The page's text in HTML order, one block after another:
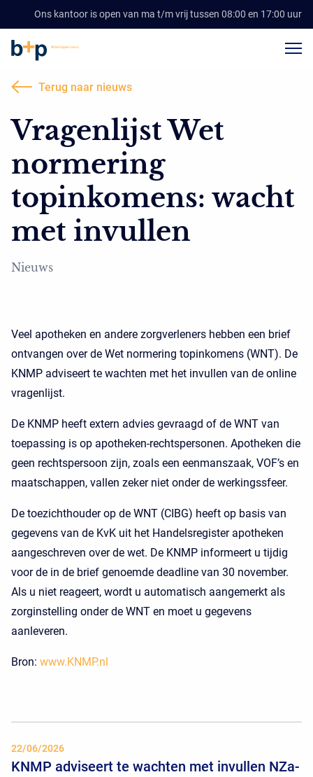
Ons kantoor is open van ma t/m vrij tussen 08:00 en 17:00 uur
Terug naar nieuws
Vragenlijst Wet
normering
topinkomens: wacht
met invullen
Nieuws
Veel apotheken en andere zorgverleners hebben een brief
ontvangen over de Wet normering topinkomens (WNT). De
KNMP adviseert te wachten met het invullen van de online
vragenlijst.
De KNMP heeft extern advies gevraagd of de WNT van
toepassing is op apotheken-rechtspersonen. Apotheken die
geen rechtspersoon zijn, zoals een eenmanszaak, VOF’s en
maatschappen, vallen zeker niet onder de werkingssfeer.
De toezichthouder op de WNT (CIBG) heeft op basis van
gegevens van de KvK uit het Handelsregister apotheken
aangeschreven over de wet. De KNMP informeert u tijdig
voor de in de brief genoemde deadline van 30 november.
Als u niet reageert, wordt u automatisch aangemerkt als
zorginstelling onder de WNT en moet u gegevens
aanleveren.
Bron: www.KNMP.nl
22/06/2026
KNMP adviseert te wachten met invullen NZa-